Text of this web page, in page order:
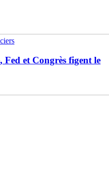
et Congrès figent le